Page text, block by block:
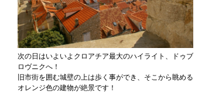
次の日はいよいよクロアチア最大のハイライト、ドゥブ
ロヴニクへ！
旧市街を囲む城壁の上は歩く事ができ、そこから眺める
オレンジ色の建物が絶景です！